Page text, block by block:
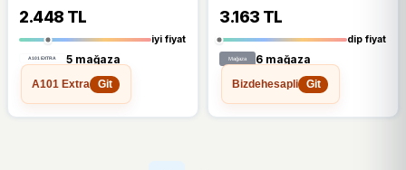
2.448 TL
iyi fiyat
5 mağaza
A101 Extra
Git
3.163 TL
dip fiyat
6 mağaza
Bizdehesapli
Git